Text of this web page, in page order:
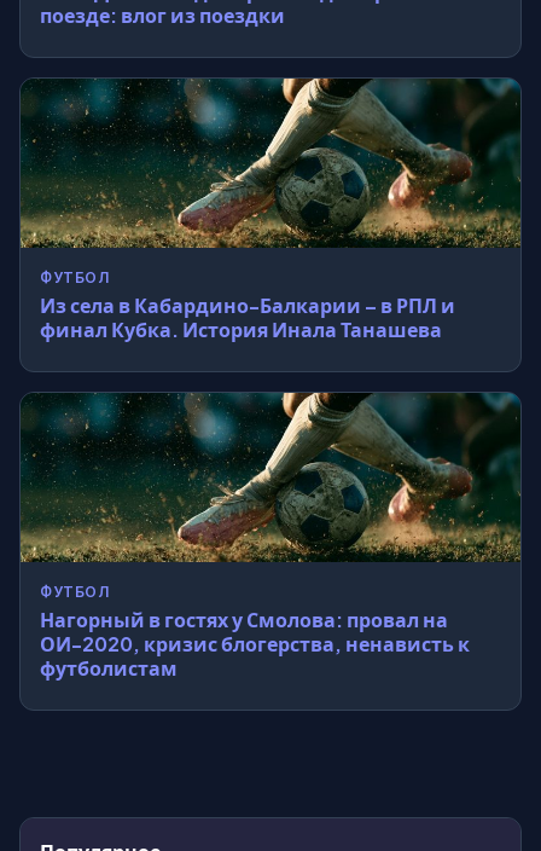
поезде: влог из поездки
ФУТБОЛ
Из села в Кабардино-Балкарии – в РПЛ и
финал Кубка. История Инала Танашева
ФУТБОЛ
Нагорный в гостях у Смолова: провал на
ОИ-2020, кризис блогерства, ненависть к
футболистам